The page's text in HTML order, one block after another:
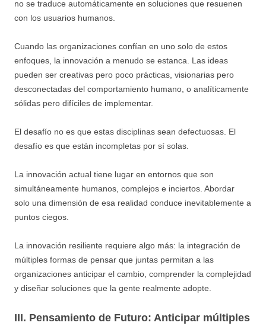
no se traduce automáticamente en soluciones que resuenen
con los usuarios humanos.
Cuando las organizaciones confían en uno solo de estos
enfoques, la innovación a menudo se estanca. Las ideas
pueden ser creativas pero poco prácticas, visionarias pero
desconectadas del comportamiento humano, o analíticamente
sólidas pero difíciles de implementar.
El desafío no es que estas disciplinas sean defectuosas. El
desafío es que están incompletas por sí solas.
La innovación actual tiene lugar en entornos que son
simultáneamente humanos, complejos e inciertos. Abordar
solo una dimensión de esa realidad conduce inevitablemente a
puntos ciegos.
La innovación resiliente requiere algo más: la integración de
múltiples formas de pensar que juntas permitan a las
organizaciones anticipar el cambio, comprender la complejidad
y diseñar soluciones que la gente realmente adopte.
III. Pensamiento de Futuro: Anticipar múltiples